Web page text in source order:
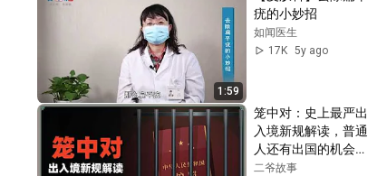
題】
AQ Bio Technology Group Limited
49
【出門必備AQ方能放心】
50
【使用AQ後，皮膚明顯不會
太乾燥】
AQ Bio Technology Group Limited
第七季
1:59
疣的小妙招
如闻医生
17K 5y ago
笼中对：史上最严出
入境新规解读，普通
人还有出国的机会
吗？
二爷故事